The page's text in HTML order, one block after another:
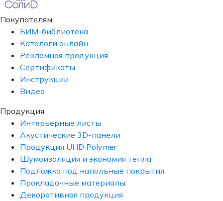
Покупателям
БИМ-библиотека
Каталоги онлайн
Рекламная продукция
Сертификаты
Инструкции
Видео
Продукция
Интерьерные листы
Акустические 3D-панели
Продукция UHD Polymer
Шумоизоляция и экономия тепла
Подложка под напольные покрытия
Прокладочные материалы
Декоративная продукция